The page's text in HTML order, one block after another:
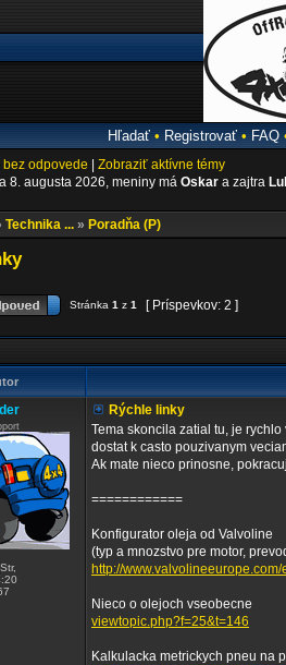
Hľadať• Registrovať• FAQ
odpovede
Zobraziť aktívne témy
8. augusta 2026, meniny má Oskar a zajtra
Technika ... » Poradňa (P)
Stránka 1 z 1 [ Príspevkov: 2 ]
Str,
Rýchle linky
Tema skoncila zatial tu, je
dostat k casto pouzivanym
Ak mate nieco prinosne,
============
Konfigurator oleja od Valvoline
(typ a mnozstvo pre motor,
http://
Nieco o olejoch vseobecne
viewtopic.php?f=25&t=146
Kalkulacka metrickych pneu na